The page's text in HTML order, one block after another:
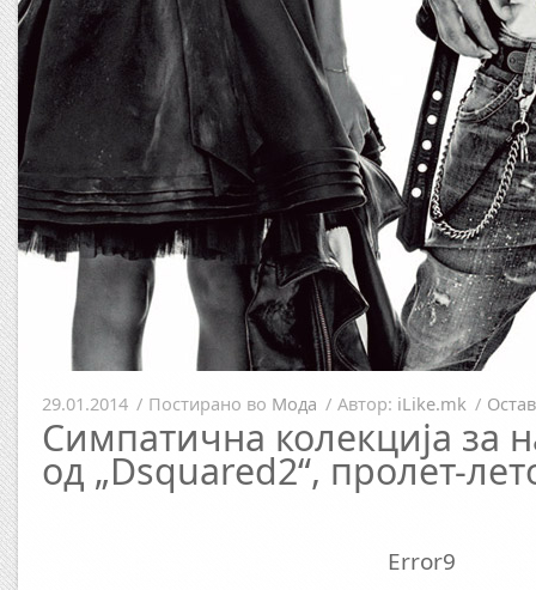
29.01.2014 / Постирано во Мода / Автор: iLike.mk /
Симпатична колекција за
од „Dsquared2“, пролет-
Error9